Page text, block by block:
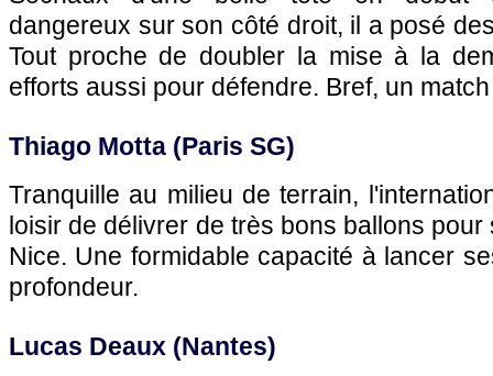
dangereux sur son côté droit, il a posé
Tout proche de doubler la mise à la
efforts aussi pour défendre. Bref, un
Thiago Motta (Paris SG)
Tranquille au milieu de terrain,
loisir de délivrer de très bons ballons
Nice. Une formidable capacité à lancer
profondeur.
Lucas Deaux (Nantes)